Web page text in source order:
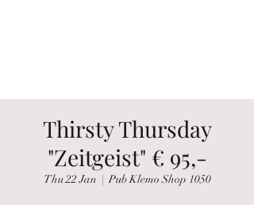
Thirsty Thursday
"Zeitgeist" € 95,-
Thu 22 Jan
  |
Pub Klemo Shop 1050